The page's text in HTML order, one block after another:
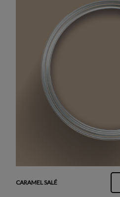
CARAMEL SALÉ